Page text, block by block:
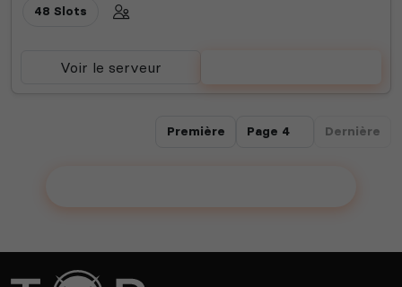
48 Slots
Voir le serveur
Première Dernière